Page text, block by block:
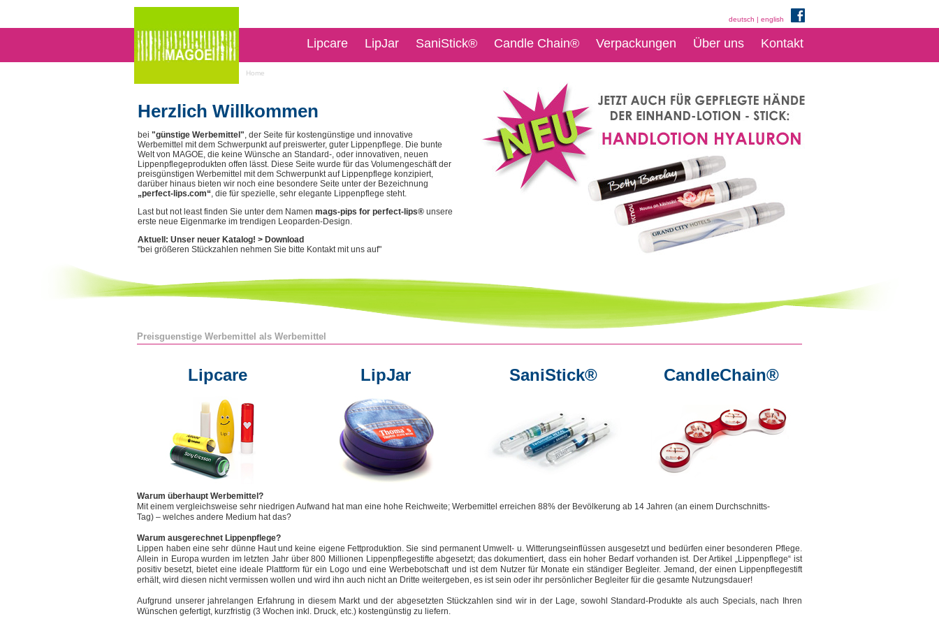
deutsch | english
Lipcare LipJar SaniStick® Candle Chain® Verpackungen Über uns Kontakt
Home
Herzlich Willkommen
bei "günstige Werbemittel", der Seite für kostengünstige und innovative
Werbemittel mit dem Schwerpunkt auf preiswerter, guter Lippenpflege. Die bunte
Welt von MAGOE, die keine Wünsche an Standard-, oder innovativen, neuen
Lippenpflegeprodukten offen lässt. Diese Seite wurde für das Volumengeschäft der
preisgünstigen Werbemittel mit dem Schwerpunkt auf Lippenpflege konzipiert,
darüber hinaus bieten wir noch eine besondere Seite unter der Bezeichnung
„perfect-lips.com“, die für spezielle, sehr elegante Lippenpflege steht.
Last but not least finden Sie unter dem Namen mags-pips for perfect-lips® unsere
erste neue Eigenmarke im trendigen Leoparden-Design.
Aktuell: Unser neuer Katalog! > Download
"bei größeren Stückzahlen nehmen Sie bitte Kontakt mit uns auf"
Preisguenstige Werbemittel als Werbemittel
Lipcare LipJar SaniStick® CandleChain®
Warum überhaupt Werbemittel?
Mit einem vergleichsweise sehr niedrigen Aufwand hat man eine hohe Reichweite; Werbemittel erreichen 88% der Bevölkerung ab 14 Jahren (an einem Durchschnitts-
Tag) – welches andere Medium hat das?
Warum ausgerechnet Lippenpflege?
Lippen haben eine sehr dünne Haut und keine eigene Fettproduktion. Sie sind permanent Umwelt- u. Witterungseinflüssen ausgesetzt und bedürfen einer besonderen Pflege.
Allein in Europa wurden im letzten Jahr über 800 Millionen Lippenpflegestifte abgesetzt; das dokumentiert, dass ein hoher Bedarf vorhanden ist. Der Artikel „Lippenpflege“ ist
positiv besetzt, bietet eine ideale Plattform für ein Logo und eine Werbebotschaft und ist dem Nutzer für Monate ein ständiger Begleiter. Jemand, der einen Lippenpflegestift
erhält, wird diesen nicht vermissen wollen und wird ihn auch nicht an Dritte weitergeben, es ist sein oder ihr persönlicher Begleiter für die gesamte Nutzungsdauer!
Aufgrund unserer jahrelangen Erfahrung in diesem Markt und der abgesetzten Stückzahlen sind wir in der Lage, sowohl Standard-Produkte als auch Specials, nach Ihren
Wünschen gefertigt, kurzfristig (3 Wochen inkl. Druck, etc.) kostengünstig zu liefern.